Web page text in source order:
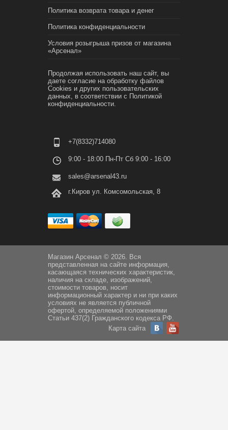
Политика возврата товара и денег
Политика конфиденциальности
Условия розыгрыша призов от магазина
«Арсенал»
Продолжая использовать наш сайт, вы
даете согласие на обработку файлов
Cookies и других пользовательских
данных, в соответствии с Политикой
конфиденциальности.
+7(8332)714080
9:00 - 18:00 Пн-Пт Сб 9:00 - 16:00
sales@arsenal43.ru
г.Киров ул. Комсомольская, 8
Магазин Арсенал © 2026. Вся
представленная на сайте информация,
касающаяся технических характеристик,
наличия на складе, изображений,
стоимости товаров, носит
информационный характер и ни при каких
условиях не является публичной
офертой, определяемой положениями
Статьи 437(2) Гражданского кодекса РФ.
Карта сайта